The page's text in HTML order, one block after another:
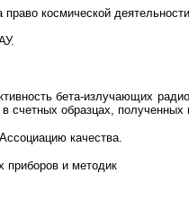
космической
бета-излучающих
счетных образцах,
качества.
приборов и методик